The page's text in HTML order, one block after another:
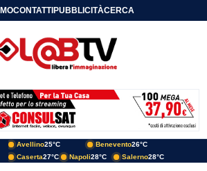
CONTATTIPUBBLICITÀCERCA
Avellino25°C Benevento26°C
Caserta27°C Napoli28°C Salerno28°C